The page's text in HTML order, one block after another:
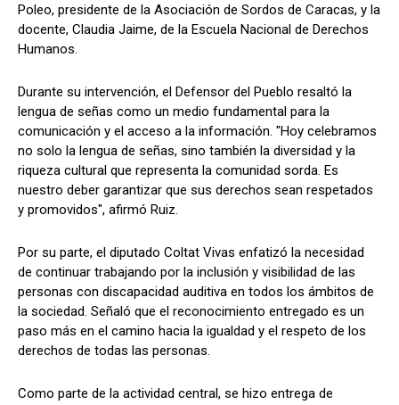
Poleo, presidente de la Asociación de Sordos de Caracas, y la
docente, Claudia Jaime, de la Escuela Nacional de Derechos
Humanos.
Durante su intervención, el Defensor del Pueblo resaltó la
lengua de señas como un medio fundamental para la
comunicación y el acceso a la información. "Hoy celebramos
no solo la lengua de señas, sino también la diversidad y la
riqueza cultural que representa la comunidad sorda. Es
nuestro deber garantizar que sus derechos sean respetados
y promovidos", afirmó Ruiz.
Por su parte, el diputado Coltat Vivas enfatizó la necesidad
de continuar trabajando por la inclusión y visibilidad de las
personas con discapacidad auditiva en todos los ámbitos de
la sociedad. Señaló que el reconocimiento entregado es un
paso más en el camino hacia la igualdad y el respeto de los
derechos de todas las personas.
Como parte de la actividad central, se hizo entrega de